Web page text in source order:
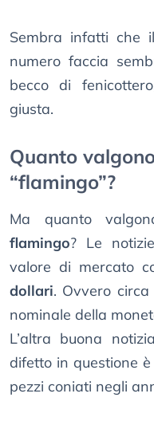
Sembra infatti che
numero faccia
becco di
giusta.
Quanto
“flamingo”?
Ma quanto
flamingo? Le
valore di mercato
dollari. Ovvero
nominale della
L’altra buona
difetto in questione
pezzi coniati negli